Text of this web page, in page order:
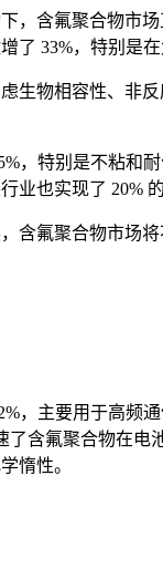
，含氟聚合物市
了 33%，特别是
生物相容性、非
，特别是不粘和
业也实现了 20% 的
含氟聚合物市场
，主要用于高频
含氟聚合物在
惰性。